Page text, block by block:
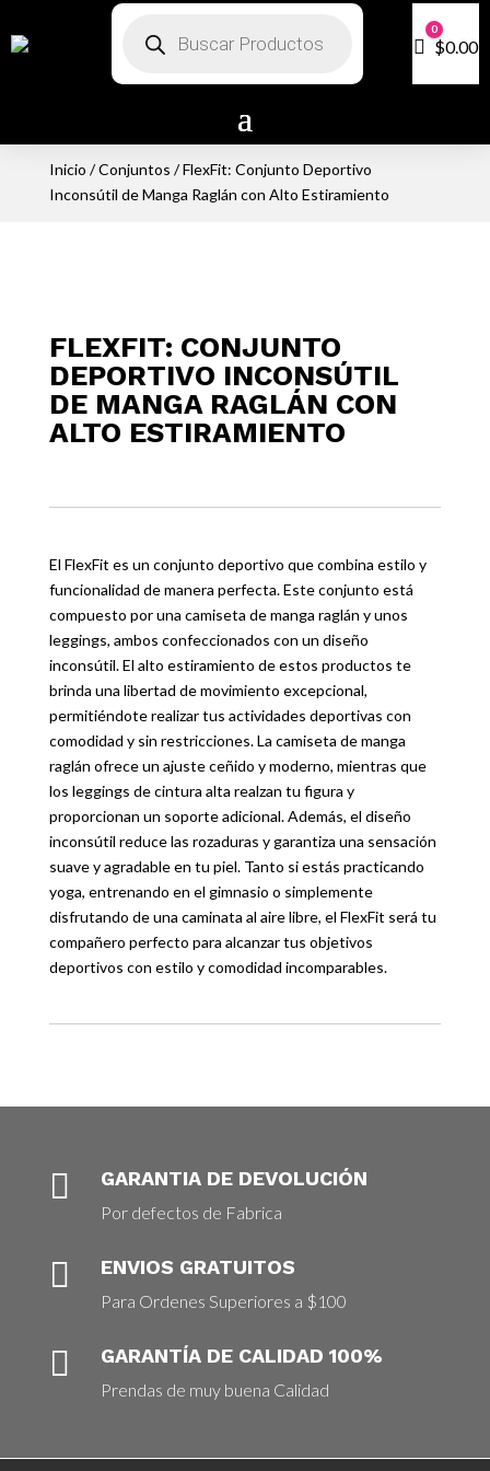
productos
Carro
0
$0.00
Inicio /Conjuntos / FlexFit: Conjunto Deportivo
Inconsútil de Manga Raglán con Alto Estiramiento
FLEXFIT: CONJUNTO
DEPORTIVO INCONSÚTIL
DE MANGA RAGLÁN CON
ALTO ESTIRAMIENTO
El FlexFit es un conjunto deportivo que combina estilo y
funcionalidad de manera perfecta. Este conjunto está
compuesto por una camiseta de manga raglán y unos
leggings, ambos confeccionados con un diseño
inconsútil. El alto estiramiento de estos productos te
brinda una libertad de movimiento excepcional,
permitiéndote realizar tus actividades deportivas con
comodidad y sin restricciones. La camiseta de manga
raglán ofrece un ajuste ceñido y moderno, mientras que
los leggings de cintura alta realzan tu figura y
proporcionan un soporte adicional. Además, el diseño
inconsútil reduce las rozaduras y garantiza una sensación
suave y agradable en tu piel. Tanto si estás practicando
yoga, entrenando en el gimnasio o simplemente
disfrutando de una caminata al aire libre, el FlexFit será tu
compañero perfecto para alcanzar tus objetivos
deportivos con estilo y comodidad incomparables.
 GARANTIA DE DEVOLUCIÓN
Por defectos de Fabrica
 ENVIOS GRATUITOS
Para Ordenes Superiores a $100
 GARANTÍA DE CALIDAD 100%
Prendas de muy buena Calidad